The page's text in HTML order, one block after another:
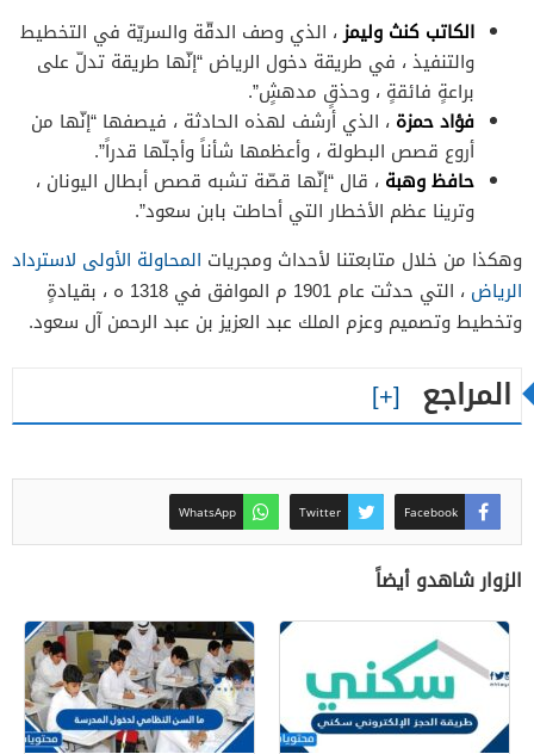
الكاتب كنث وليمز، الذي وصف الدقّة والسريّة في التخطيط
والتنفيذ ، في طريقة دخول الرياض “إنّها طريقة تدلّ على
براعةٍ فائقةٍ ، وحذقٍ مدهشٍ”.
فؤاد حمزة ، الذي أرشف لهذه الحادثة ، فيصفها “إنّها من
أروع قصص البطولة ، وأعظمها شأناً وأجلّها قدراً”.
حافظ وهبة ، قال “إنّها قصّة تشبه قصص أبطال اليونان ،
وترينا عظم الأخطار التي أحاطت بابن سعود”.
وهكذا من خلال متابعتنا لأحداث ومجريات المحاولة الأولى لاسترداد
الرياض
، التي حدثت عام 1901 م الموافق في 1318 ه ، بقيادةٍ
وتخطيط وتصميم وعزم الملك عبد العزيز بن عبد الرحمن آل سعود.
المراجع
Facebook
Twitter
WhatsApp
الزوار شاهدو أيضاً